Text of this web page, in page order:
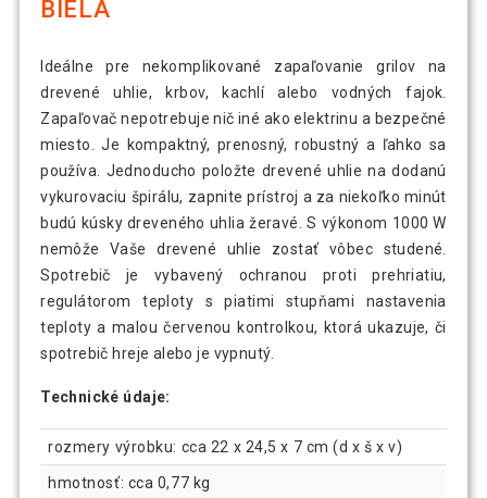
BIELA
Ideálne pre nekomplikované zapaľovanie grilov na
drevené uhlie, krbov, kachlí alebo vodných fajok.
Zapaľovač nepotrebuje nič iné ako elektrinu a bezpečné
miesto. Je kompaktný, prenosný, robustný a ľahko sa
používa. Jednoducho položte drevené uhlie na dodanú
vykurovaciu špirálu, zapnite prístroj a za niekoľko minút
budú kúsky dreveného uhlia žeravé. S výkonom 1000 W
nemôže Vaše drevené uhlie zostať vôbec studené.
Spotrebič je vybavený ochranou proti prehriatiu,
regulátorom teploty s piatimi stupňami nastavenia
teploty a malou červenou kontrolkou, ktorá ukazuje, či
spotrebič hreje alebo je vypnutý.
Technické údaje:
rozmery výrobku: cca 22 x 24,5 x 7 cm (d x š x v)
hmotnosť: cca 0,77 kg